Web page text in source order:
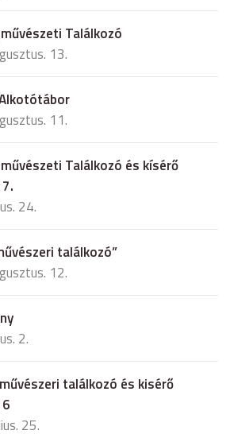
Találkozó
13.
11.
Találkozó és kísérő
24.
találkozó”
12.
2.
találkozó és kisérő
25.